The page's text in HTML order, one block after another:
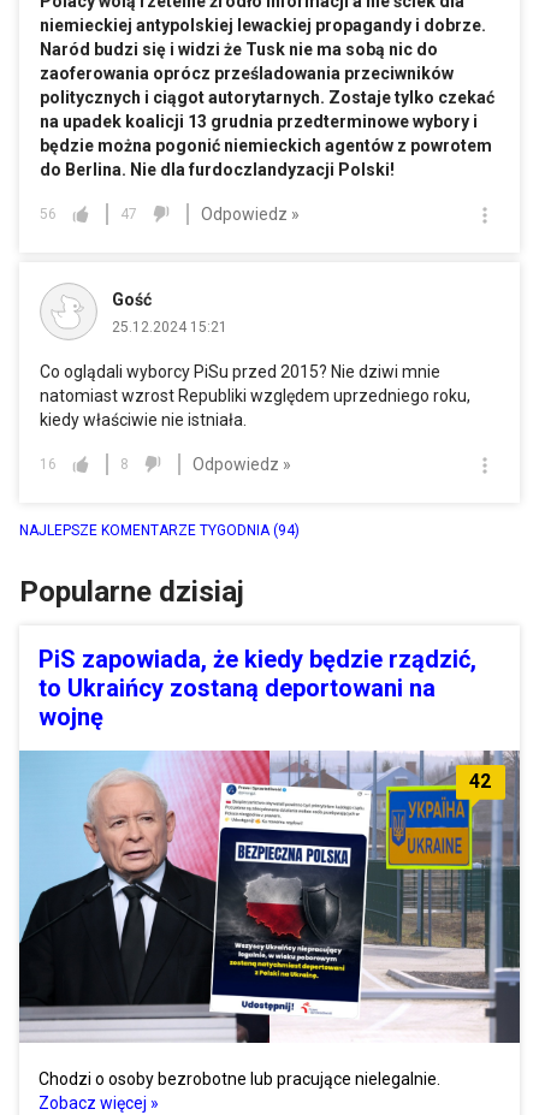
niemieckiej antypolskiej lewackiej propagandy i dobrze.
Naród budzi się i widzi że Tusk nie ma sobą nic do
zaoferowania oprócz prześladowania przeciwników
politycznych i ciągot autorytarnych. Zostaje tylko czekać
na upadek koalicji 13 grudnia przedterminowe wybory i
będzie można pogonić niemieckich agentów z powrotem
do Berlina. Nie dla furdoczlandyzacji Polski!
56 47 Odpowiedz »
Gość
25.12.2024 15:21
Co oglądali wyborcy PiSu przed 2015? Nie dziwi mnie
natomiast wzrost Republiki względem uprzedniego roku,
kiedy właściwie nie istniała.
16 8 Odpowiedz »
NAJLEPSZE KOMENTARZE TYGODNIA(94)
Popularne dzisiaj
PiS zapowiada, że kiedy będzie rządzić,
to Ukraińcy zostaną deportowani na
wojnę
42
Chodzi o osoby bezrobotne lub pracujące nielegalnie.
Zobacz więcej »